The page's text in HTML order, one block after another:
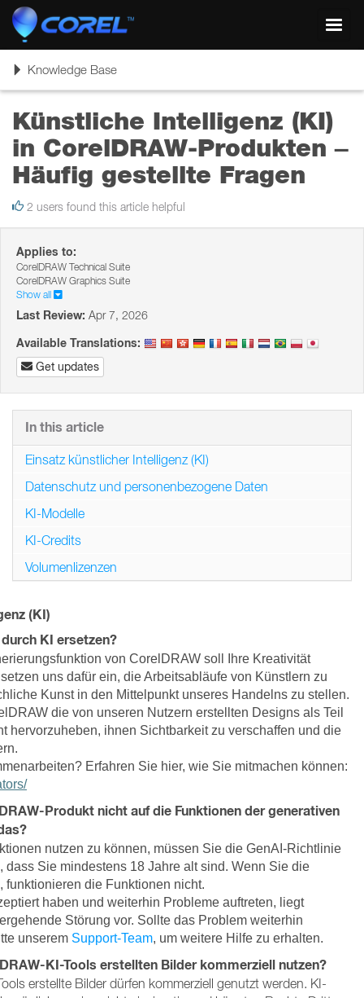
ToggleKnowledge Base
Künstliche Intelligenz (KI)
in CorelDRAW-Produkten –
Häufig gestellte Fragen
2 users found this article helpful
Applies to:
CorelDRAW Technical Suite
CorelDRAW Graphics Suite
Show all
Last Review: Apr 7, 2026
Available Translations:
Get updates
(KI)
KI ersetzen?
von CorelDRAW soll Ihre Kreativität
uns dafür ein, die Arbeitsabläufe von Künstlern zu
Kunst in den Mittelpunkt unseres Handelns zu stellen.
die von unseren Nutzern erstellten Designs als Teil
hervorzuheben, ihnen Sichtbarkeit zu verschaffen und die
Erfahren Sie hier, wie Sie mitmachen können:
Produkt nicht auf die Funktionen der generativen
nutzen zu können, müssen Sie die GenAI-Richtlinie
dass Sie mindestens 18 Jahre alt sind. Wenn Sie die
die Funktionen nicht.
haben und weiterhin Probleme auftreten, liegt
Störung vor. Sollte das Problem weiterhin
unserem Support-Team, um weitere Hilfe zu erhalten.
KI-Tools erstellten Bilder kommerziell nutzen?
erstellte Bilder dürfen kommerziell genutzt werden. KI-
In this article
Einsatz künstlicher Intelligenz (KI)
Datenschutz und personenbezogene Daten
KI-Modelle
KI-Credits
Volumenlizenzen